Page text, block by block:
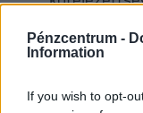
Pénzcentrum -
Information
If you wish to opt-
Korszerűsítési
többre is